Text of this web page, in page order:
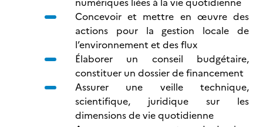
Concevoir et mettre en œuvre des
actions pour la gestion locale de
l’environnement et des flux
Élaborer un conseil budgétaire,
constituer un dossier de financement
Assurer une veille technique,
scientifique, juridique sur les
dimensions de vie quotidienne